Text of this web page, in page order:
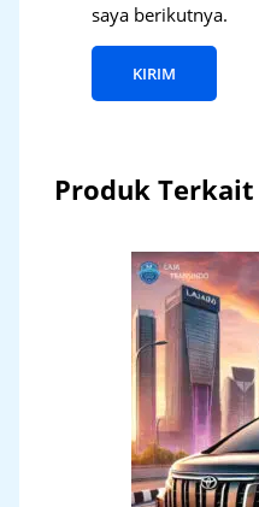
saya berikutnya.
Produk Terkait